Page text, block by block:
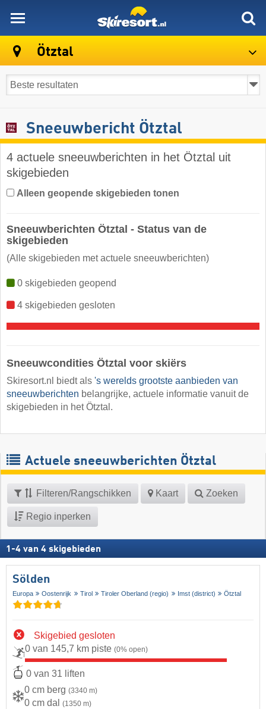
Ötztal
Sneeuwbericht Ötztal
4 actuele sneeuwberichten in het Ötztal uit
skigebieden
Alleen geopende skigebieden tonen
Sneeuwberichten Ötztal - Status van de
skigebieden
(Alle skigebieden met actuele sneeuwberichten)
0 skigebieden geopend
4 skigebieden gesloten
Sneeuwcondities Ötztal voor skiërs
Skiresort.nl biedt als 's werelds grootste aanbieden van
sneeuwberichten belangrijke, actuele informatie vanuit de
skigebieden in het Ötztal.
Actuele sneeuwberichten Ötztal
Filteren/Rangschikken Kaart Zoeken
Regio inperken
1 -4 van 4 skigebieden
Sölden
Europa Oostenrijk Tirol Tiroler Oberland (regio) Imst (district) Ötztal
Skigebied gesloten
0 van 145,7 km piste (0% open)
0 van 31 liften
0 cm berg (3340 m)
0 cm dal (1350 m)